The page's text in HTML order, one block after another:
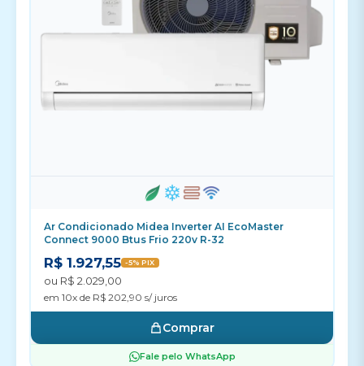
Ar Condicionado Midea Inverter AI EcoMaster
Connect 9000 Btus Frio 220v R-32
R$ 1.927,55 -5% PIX
ou R$ 2.029,00
em 10x de R$ 202,90 s/ juros
Comprar
Fale pelo WhatsApp